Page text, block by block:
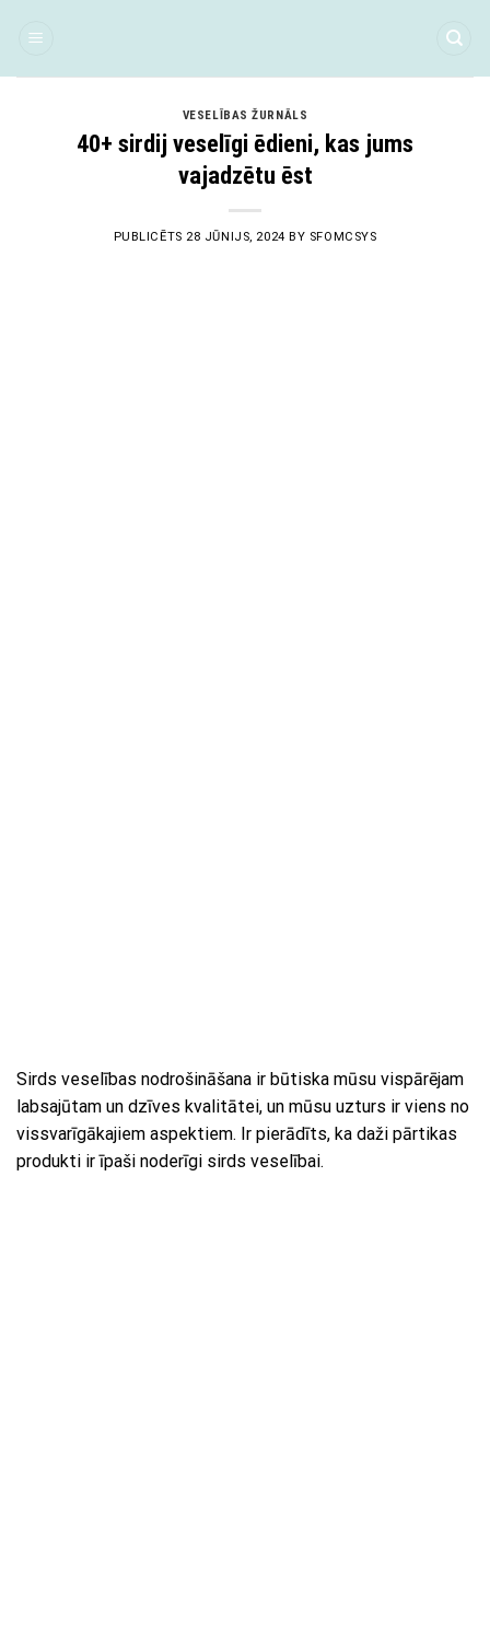
VESELĪBAS ŽURNĀLS
40+ sirdij veselīgi ēdieni, kas jums
vajadzētu ēst
PUBLICĒTS 28 JŪNIJS, 2024 BY SFOMCSYS
Sirds veselības nodrošināšana ir būtiska mūsu vispārējam
labsajūtam un dzīves kvalitātei, un mūsu uzturs ir viens no
vissvarīgākajiem aspektiem. Ir pierādīts, ka daži pārtikas
produkti ir īpaši noderīgi sirds veselībai.